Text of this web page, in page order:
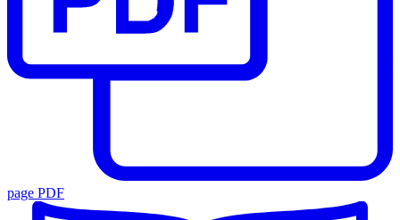
page PDF